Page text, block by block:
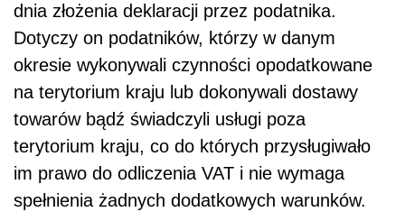
dnia złożenia deklaracji przez podatnika.
Dotyczy on podatników, którzy w danym
okresie wykonywali czynności opodatkowane
na terytorium kraju lub dokonywali dostawy
towarów bądź świadczyli usługi poza
terytorium kraju, co do których przysługiwało
im prawo do odliczenia VAT i nie wymaga
spełnienia żadnych dodatkowych warunków.